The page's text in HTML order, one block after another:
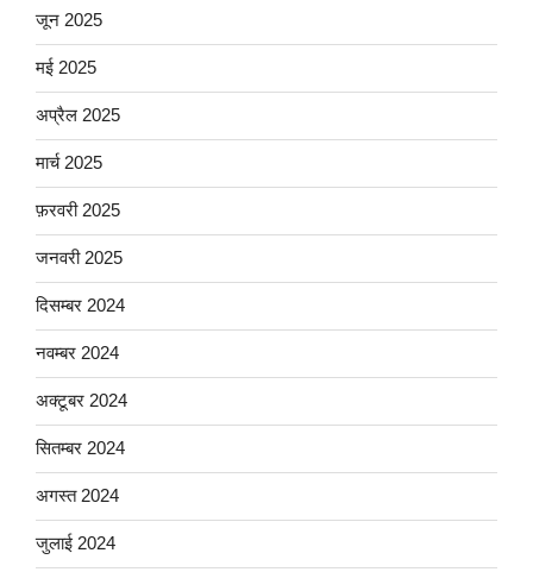
जून 2025
मई 2025
अप्रैल 2025
मार्च 2025
फ़रवरी 2025
जनवरी 2025
दिसम्बर 2024
नवम्बर 2024
अक्टूबर 2024
सितम्बर 2024
अगस्त 2024
जुलाई 2024